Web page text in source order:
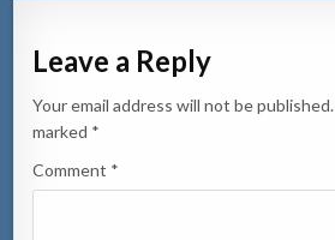
Leave a Reply
Your email address will not be published.
marked *
Comment *